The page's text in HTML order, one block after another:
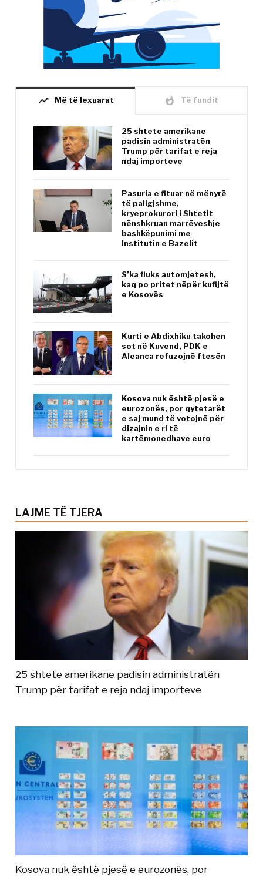
trending_up Më të lexuarat whatshot Të fundit
25 shtete amerikane
padisin administratën
Trump për tarifat e reja
ndaj importeve
Pasuria e fituar në mënyrë
të paligjshme,
kryeprokurori i Shtetit
nënshkruan marrëveshje
bashkëpunimi me
Institutin e Bazelit
S’ka fluks automjetesh,
kaq po pritet nëpër kufijtë
e Kosovës
Kurti e Abdixhiku takohen
sot në Kuvend, PDK e
Aleanca refuzojnë ftesën
Kosova nuk është pjesë e
eurozonës, por qytetarët
e saj mund të votojnë për
dizajnin e ri të
kartëmonedhave euro
LAJME TË TJERA
25 shtete amerikane padisin administratën
Trump për tarifat e reja ndaj importeve
Kosova nuk është pjesë e eurozonës, por